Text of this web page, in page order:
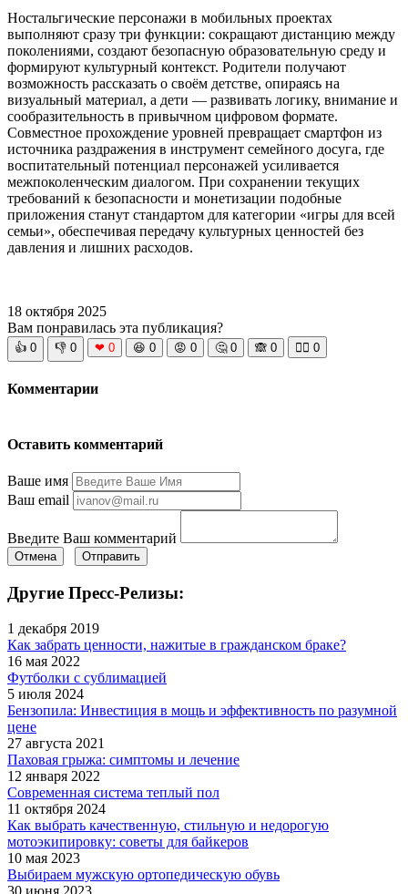
Ностальгические персонажи в мобильных проектах
выполняют сразу три функции: сокращают дистанцию между
поколениями, создают безопасную образовательную среду и
формируют культурный контекст. Родители получают
возможность рассказать о своём детстве, опираясь на
визуальный материал, а дети — развивать логику, внимание и
сообразительность в привычном цифровом формате.
Совместное прохождение уровней превращает смартфон из
источника раздражения в инструмент семейного досуга, где
воспитательный потенциал персонажей усиливается
межпоколенческим диалогом. При сохранении текущих
требований к безопасности и монетизации подобные
приложения станут стандартом для категории «игры для всей
семьи», обеспечивая передачу культурных ценностей без
давления и лишних расходов.
18 октября 2025
Вам понравилась эта публикация?
👍 0 👎 0 ❤ 0 😆 0 😡 0 🤔 0 🙈 0 🧘‍♀️ 0
Комментарии
Оставить комментарий
Ваше имя
Ваш email
Введите Ваш комментарий
Отмена Отправить
Другие Пресс-Релизы:
1 декабря 2019
Как забрать ценности, нажитые в гражданском браке?
16 мая 2022
Футболки с сублимацией
5 июля 2024
Бензопила: Инвестиция в мощь и эффективность по разумной
цене
27 августа 2021
Паховая грыжа: симптомы и лечение
12 января 2022
Современная система теплый пол
11 октября 2024
Как выбрать качественную, стильную и недорогую
мотоэкипировку: советы для байкеров
10 мая 2023
Выбираем мужскую ортопедическую обувь
30 июня 2023